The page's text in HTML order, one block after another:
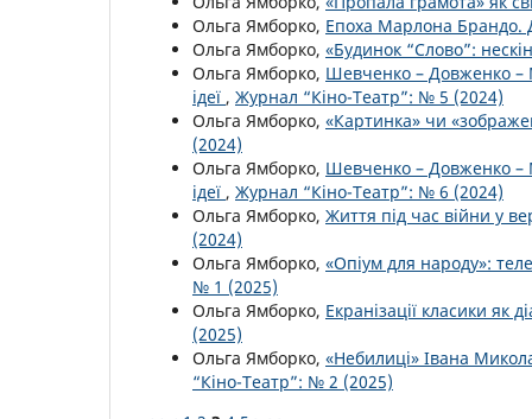
Ольга Ямборко, Епоха Марлона Брандо.
Ольга Ямборко, «Будинок “Слово”:
Ольга Ямборко, Шевченко – Довженко –
ідеї , Журнал “Кіно-Театр”: № 5 (2024)
Ольга Ямборко, «Картинка» чи
(2024)
Ольга Ямборко, Шевченко – Довженко –
ідеї , Журнал “Кіно-Театр”: № 6 (2024)
Ольга Ямборко, Життя під час війни у
(2024)
Ольга Ямборко, «Опіум для народу»:
№ 1 (2025)
Ольга Ямборко, Екранізації класики як
(2025)
Ольга Ямборко, «Небилиці» Івана
“Кіно-Театр”: № 2 (2025)